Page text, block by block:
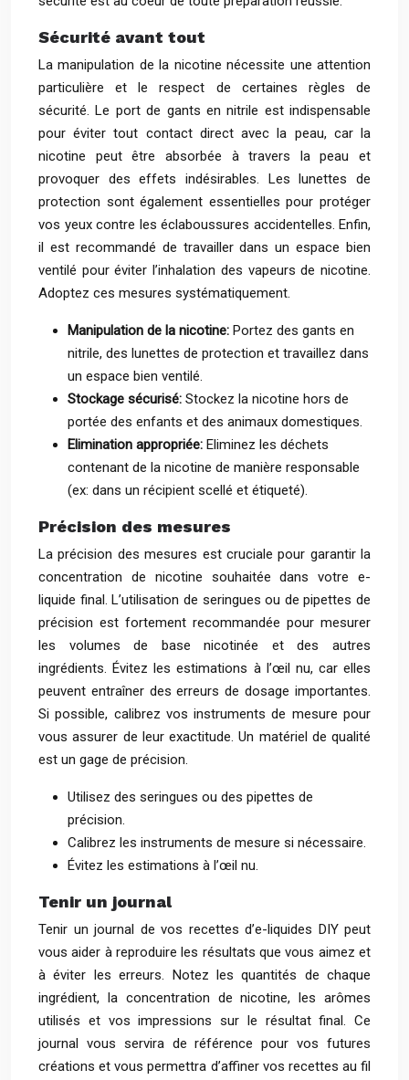
Sécurité avant tout
La manipulation de la nicotine nécessite une attention
particulière et le respect de certaines règles de
sécurité. Le port de gants en nitrile est indispensable
pour éviter tout contact direct avec la peau, car la
nicotine peut être absorbée à travers la peau et
provoquer des effets indésirables. Les lunettes de
protection sont également essentielles pour protéger
vos yeux contre les éclaboussures accidentelles. Enfin,
il est recommandé de travailler dans un espace bien
ventilé pour éviter l’inhalation des vapeurs de nicotine.
Adoptez ces mesures systématiquement.
Manipulation de la nicotine: Portez des gants en
nitrile, des lunettes de protection et travaillez dans
un espace bien ventilé.
Stockage sécurisé: Stockez la nicotine hors de
portée des enfants et des animaux domestiques.
Elimination appropriée: Eliminez les déchets
contenant de la nicotine de manière responsable
(ex: dans un récipient scellé et étiqueté).
Précision des mesures
La précision des mesures est cruciale pour garantir la
concentration de nicotine souhaitée dans votre e-
liquide final. L’utilisation de seringues ou de pipettes de
précision est fortement recommandée pour mesurer
les volumes de base nicotinée et des autres
ingrédients. Évitez les estimations à l’œil nu, car elles
peuvent entraîner des erreurs de dosage importantes.
Si possible, calibrez vos instruments de mesure pour
vous assurer de leur exactitude. Un matériel de qualité
est un gage de précision.
Utilisez des seringues ou des pipettes de
précision.
Calibrez les instruments de mesure si nécessaire.
Évitez les estimations à l’œil nu.
Tenir un journal
Tenir un journal de vos recettes d’e-liquides DIY peut
vous aider à reproduire les résultats que vous aimez et
à éviter les erreurs. Notez les quantités de chaque
ingrédient, la concentration de nicotine, les arômes
utilisés et vos impressions sur le résultat final. Ce
journal vous servira de référence pour vos futures
créations et vous permettra d’affiner vos recettes au fil